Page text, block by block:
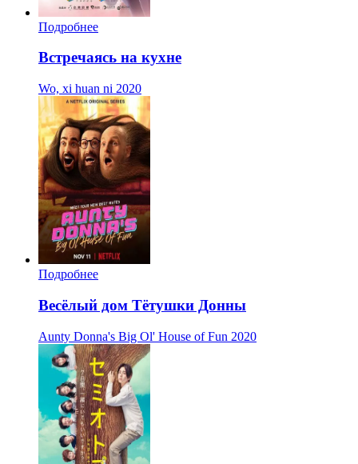
Подробнее
Встречаясь на кухне
Wo, xi huan ni 2020
Подробнее
Весёлый дом Тётушки Донны
Aunty Donna's Big Ol' House of Fun 2020